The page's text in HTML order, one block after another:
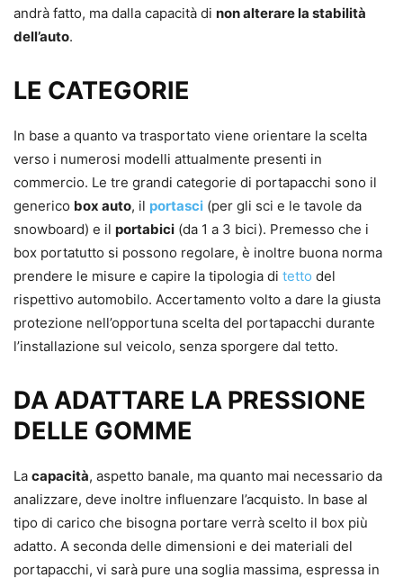
andrà fatto, ma dalla capacità di non alterare la stabilità
dell’auto.
LE CATEGORIE
In base a quanto va trasportato viene orientare la scelta
verso i numerosi modelli attualmente presenti in
commercio. Le tre grandi categorie di portapacchi sono il
generico box auto, il portasci (per gli sci e le tavole da
snowboard) e il portabici (da 1 a 3 bici). Premesso che i
box portatutto si possono regolare, è inoltre buona norma
prendere le misure e capire la tipologia di tetto del
rispettivo automobilo. Accertamento volto a dare la giusta
protezione nell’opportuna scelta del portapacchi durante
l’installazione sul veicolo, senza sporgere dal tetto.
DA ADATTARE LA PRESSIONE
DELLE GOMME
La capacità, aspetto banale, ma quanto mai necessario da
analizzare, deve inoltre influenzare l’acquisto. In base al
tipo di carico che bisogna portare verrà scelto il box più
adatto. A seconda delle dimensioni e dei materiali del
portapacchi, vi sarà pure una soglia massima, espressa in